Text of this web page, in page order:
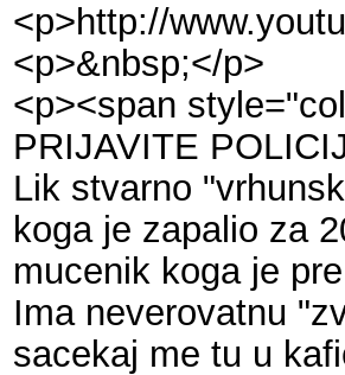
<p>http://
<p>&nbsp;</p>
<p><span
PRIJAVITE
Lik stvarno
koga je zapalio za
mucenik koga je
Ima neverovatnu
sacekaj me tu u